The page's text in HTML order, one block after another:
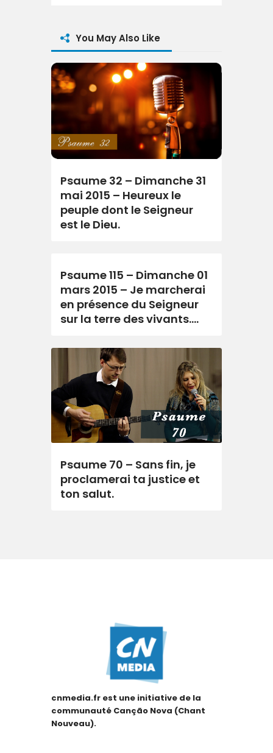
You May Also Like
Psaume 32 – Dimanche 31
mai 2015 – Heureux le
peuple dont le Seigneur
est le Dieu.
Psaume 115 – Dimanche 01
mars 2015 – Je marcherai
en présence du Seigneur
sur la terre des vivants….
Psaume 70 – Sans fin, je
proclamerai ta justice et
ton salut.
cnmedia.fr est une initiative de la
communauté Canção Nova (Chant
Nouveau).